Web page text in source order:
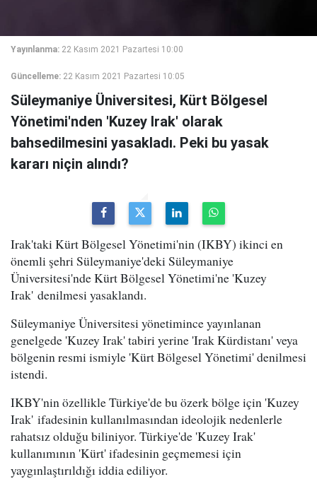
Yayınlanma: 22 Kasım 2021 Pazartesi 10:00
Güncelleme: 22 Kasım 2021 Pazartesi 10:05
Süleymaniye Üniversitesi, Kürt Bölgesel
Yönetimi'nden 'Kuzey Irak' olarak
bahsedilmesini yasakladı. Peki bu yasak
kararı niçin alındı?
Irak'taki Kürt Bölgesel Yönetimi'nin (IKBY) ikinci en
önemli şehri Süleymaniye'deki Süleymaniye
Üniversitesi'nde Kürt Bölgesel Yönetimi'ne 'Kuzey
Irak' denilmesi yasaklandı.
Süleymaniye Üniversitesi yönetimince yayınlanan
genelgede 'Kuzey Irak' tabiri yerine 'Irak Kürdistanı' veya
bölgenin resmi ismiyle 'Kürt Bölgesel Yönetimi' denilmesi
istendi.
IKBY'nin özellikle Türkiye'de bu özerk bölge için 'Kuzey
Irak' ifadesinin kullanılmasından ideolojik nedenlerle
rahatsız olduğu biliniyor. Türkiye'de 'Kuzey Irak'
kullanımının 'Kürt' ifadesinin geçmemesi için
yaygınlaştırıldığı iddia ediliyor.